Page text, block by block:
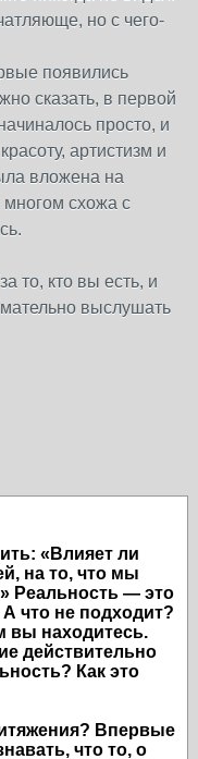
но с чего-
появились
сказать, в первой
просто, и
артистизм и
вложена на
схожа с
то, кто вы есть, и
выслушать
«Влияет ли
на то, что мы
Реальность — это
что не подходит?
вы находитесь.
действительно
Как это
Впервые
что то, о